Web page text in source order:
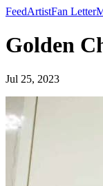
FeedArtistFan Letter
Golden
Jul 25, 2023